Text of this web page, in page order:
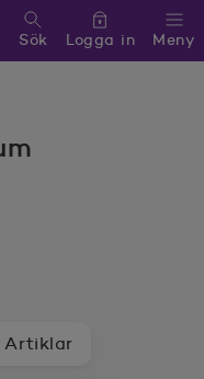
Meny
Sök Logga in
Artiklar